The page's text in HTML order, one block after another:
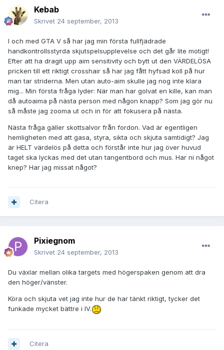
Kebab
Skrivet 24 september, 2013
I och med GTA V så har jag min första fullfjädrade
handkontrollsstyrda skjutspelsupplevelse och det går lite motigt!
Efter att ha dragit upp aim sensitivity och bytt ut den VÄRDELÖSA
pricken till ett riktigt crosshair så har jag fått hyfsad koll på hur
man tar striderna. Men utan auto-aim skulle jag nog inte klara
mig... Min första fråga lyder: När man har golvat en kille, kan man
då autoaima på nästa person med någon knapp? Som jag gör nu
så måste jag zooma ut och in för att fokusera på nästa.
Nästa fråga gäller skottsalvor från fordon. Vad är egentligen
hemligheten med att gasa, styra, sikta och skjuta samtidigt? Jag
är HELT värdelös på detta och förstår inte hur jag över huvud
taget ska lyckas med det utan tangentbord och mus. Har ni något
knep? Har jag missat något?
Citera
Pixiegnom
Skrivet 24 september, 2013
Du växlar mellan olika targets med högerspaken genom att dra
den höger/vänster.
Köra och skjuta vet jag inte hur de har tänkt riktigt, tycker det
funkade mycket bättre i IV.
Citera